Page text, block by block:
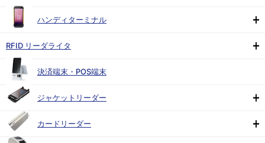
ハンディターミナル
RFID リーダライタ
決済端末・POS端末
ジャケットリーダー
カードリーダー